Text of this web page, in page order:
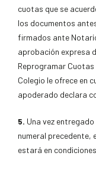
cuotas que se
los documentos
firmados ante
aprobación expresa
Reprogramar
Colegio le ofrece en
apoderado declara
5. Una vez
numeral precedente,
estará en